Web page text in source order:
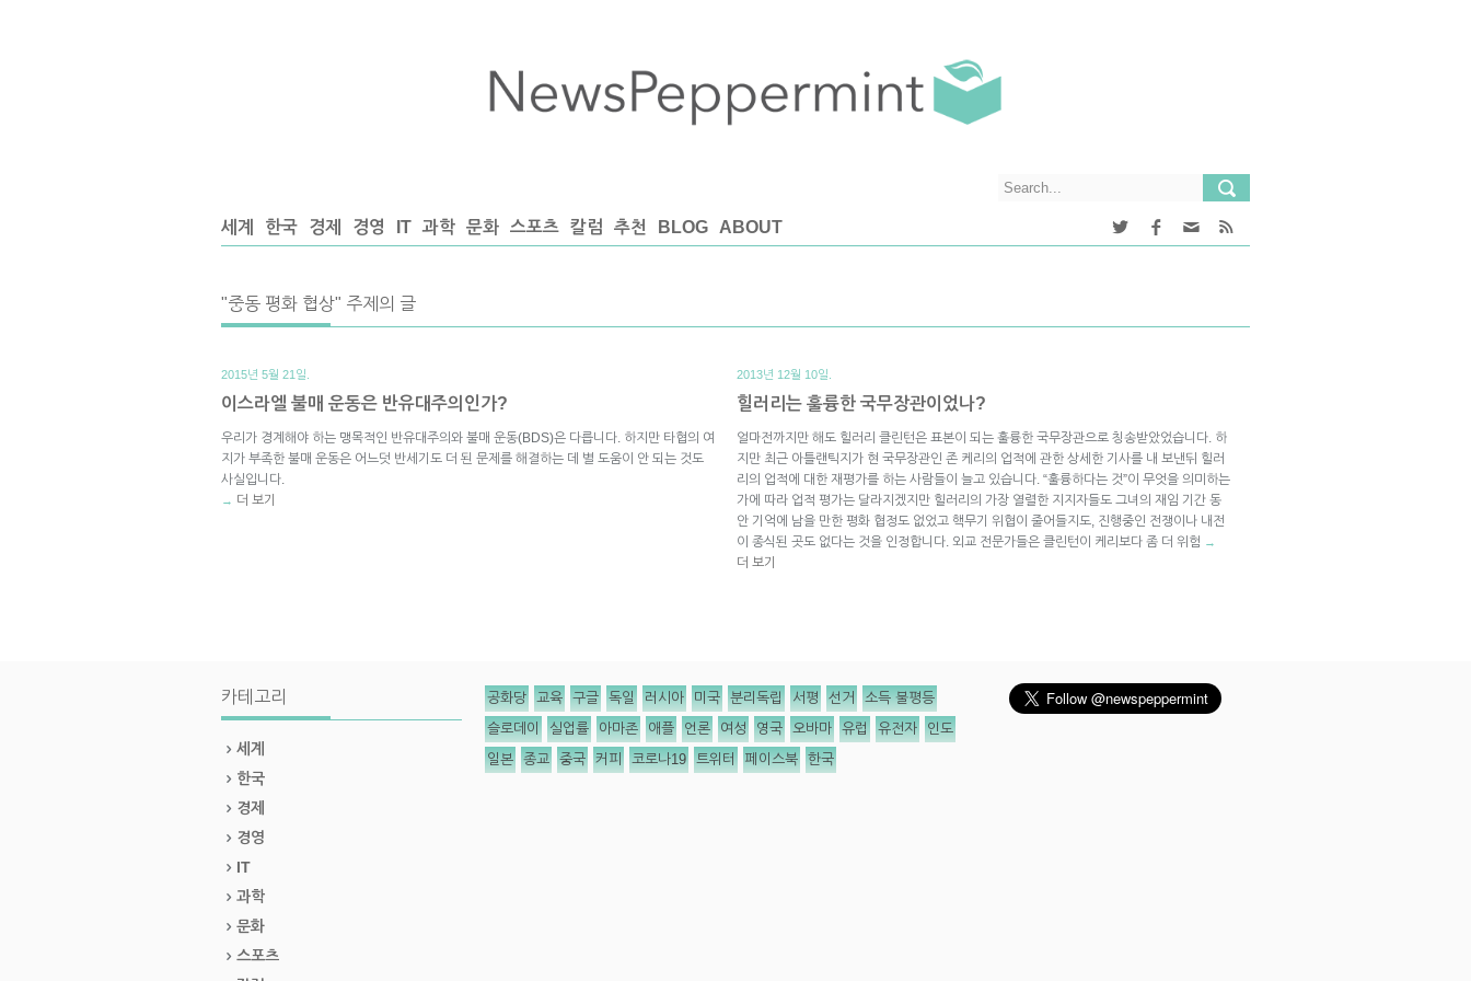
세계 한국 경제 경영 IT 과학 문화 스포츠 칼럼 추천 BLOG ABOUT
"중동 평화 협상" 주제의 글
2015년 5월 21일.
이스라엘 불매 운동은 반유대주의인가?
우리가 경계해야 하는 맹목적인 반유대주의와 불매 운동(BDS)은 다릅니다. 하지만 타협의 여
지가 부족한 불매 운동은 어느덧 반세기도 더 된 문제를 해결하는 데 별 도움이 안 되는 것도
사실입니다.
→ 더 보기
2013년 12월 10일.
힐러리는 훌륭한 국무장관이었나?
얼마전까지만 해도 힐러리 클린턴은 표본이 되는 훌륭한 국무장관으로 칭송받았었습니다. 하
지만 최근 아틀랜틱지가 현 국무장관인 존 케리의 업적에 관한 상세한 기사를 내 보낸뒤 힐러
리의 업적에 대한 재평가를 하는 사람들이 늘고 있습니다. “훌륭하다는 것”이 무엇을 의미하는
가에 따라 업적 평가는 달라지겠지만 힐러리의 가장 열렬한 지지자들도 그녀의 재임 기간 동
안 기억에 남을 만한 평화 협정도 없었고 핵무기 위협이 줄어들지도, 진행중인 전쟁이나 내전
이 종식된 곳도 없다는 것을 인정합니다. 외교 전문가들은 클린턴이 케리보다 좀 더 위험 →
더 보기
카테고리
세계
한국
경제
경영
IT
과학
문화
스포츠
공화당 교육 구글 독일 러시아 미국 분리독립 서평 선거 소득 불평등
슬로데이 실업률 아마존 애플 언론 여성 영국 오바마 유럽 유전자 인도
일본 종교 중국 커피 코로나19 트위터 페이스북 한국